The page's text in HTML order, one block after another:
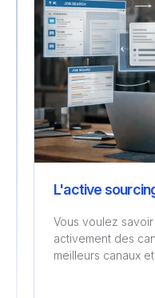
L'active
Vous voulez
activement des
meilleurs canaux